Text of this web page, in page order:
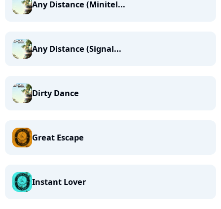
Any Distance (Minitel...
Any Distance (Signal...
Dirty Dance
Great Escape
Instant Lover